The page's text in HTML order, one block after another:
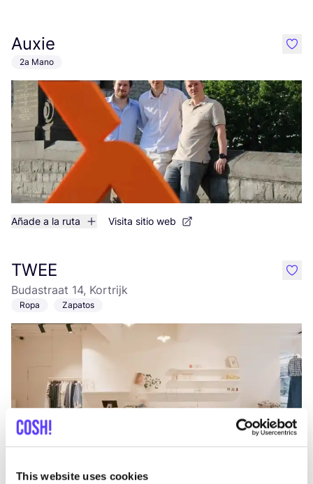
This website uses cookies
Auxie
2a Mano
Añade a la ruta Visita sitio web
like
TWEE
Budastraat 14, Kortrijk
Ropa Zapatos
like